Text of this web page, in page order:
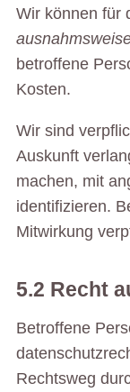
Wir können für
betroffene
Kosten.
Wir sind
Auskunft
machen, mit
identifizieren.
Mitwirkung
5.2 Recht
Betroffene
Rechtsweg